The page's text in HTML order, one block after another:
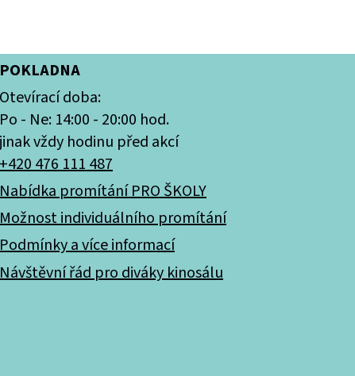
POKLADNA
Otevírací doba:
Po - Ne: 14:00 - 20:00 hod.
jinak vždy hodinu před akcí
+420 476 111 487
Nabídka promítání PRO ŠKOLY
Možnost individuálního promítání
Podmínky a více informací
Návštěvní řád pro diváky kinosálu